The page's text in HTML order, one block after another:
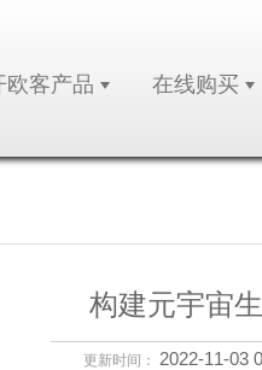
欧客产品 在线购买
构建元宇宙
更新时间： 2022-11-03